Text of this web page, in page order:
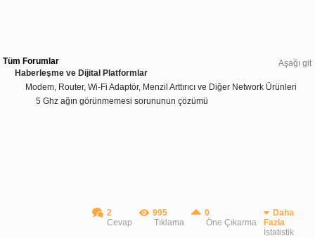
Aşağı git
Tüm Forumlar
Haberleşme ve Dijital Platformlar
Modem, Router, Wi-Fi Adaptör, Menzil Arttırıcı ve Diğer Network Ürünleri
5 Ghz ağın görünmemesi sorununun çözümü
2
Cevap
995
Tıklama
0
Öne Çıkarma
Daha
Fazla
İstatistik